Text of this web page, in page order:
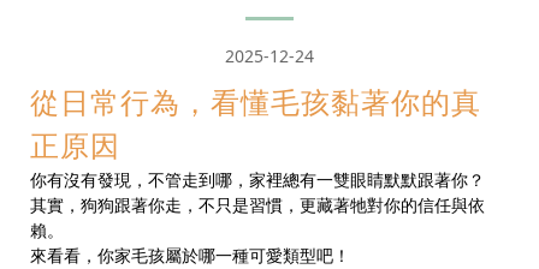
2025-12-24
從日常行為，看懂毛孩黏著你的真
正原因
你有沒有發現，不管走到哪，家裡總有一雙眼睛默默跟著你？
其實，狗狗跟著你走，不只是習慣，更藏著牠對你的信任與依
賴。
來看看，你家毛孩屬於哪一種可愛類型吧！